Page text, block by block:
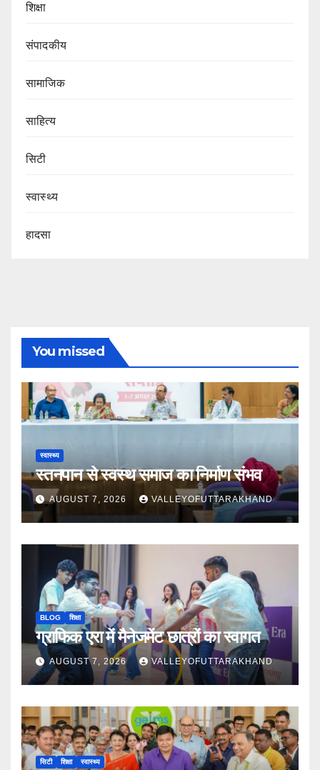
शिक्षा
संपादकीय
सामाजिक
साहित्य
सिटी
स्वास्थ्य
हादसा
You missed
स्वास्थ्य
स्तनपान से स्वस्थ समाज का निर्माण संभव
AUGUST 7, 2026 VALLEYOFUTTARAKHAND
BLOG शिक्षा
ग्राफिक एरा में मैनेजमेंट छात्रों का स्वागत
AUGUST 7, 2026 VALLEYOFUTTARAKHAND
सिटी शिक्षा स्वास्थ्य